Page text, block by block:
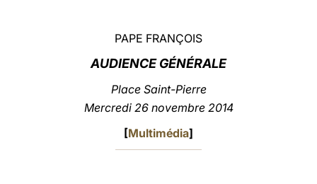
PAPE FRANÇOIS
AUDIENCE GÉNÉRALE
Place Saint-Pierre
Mercredi 26 novembre 2014
[Multimédia]